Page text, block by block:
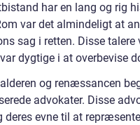
har en lang og rig
var det almindeligt at
sag i retten. Disse
dygtige i at overbevise
og renæssancen
advokater. Disse
deres evne til at